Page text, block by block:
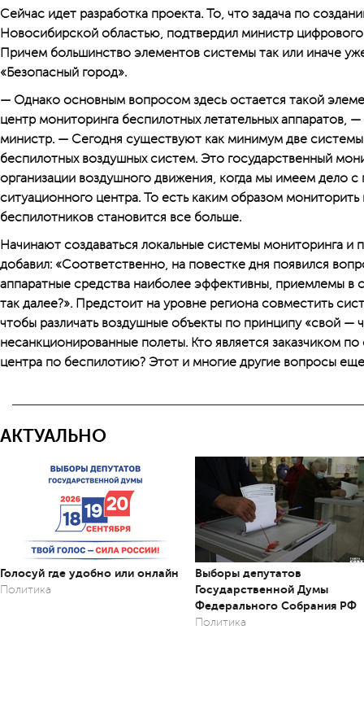
Сейчас идет разработка проекта. То, что задача по
Новосибирской областью, подтвердил министр цифрового
Причем большинство элементов системы так или иначе
«Безопасный город».
— Однако основным вопросом здесь остается такой
центр мониторинга беспилотных летательных аппаратов,
министр. — Сегодня существуют как минимум две системы
беспилотных воздушных систем. Это государственный
организации воздушного движения, когда мы имеем дело
ситуационного центра. То есть каким образом
беспилотников становится все больше.
Начинают создаваться локальные системы мониторинга и
добавил: «Соответственно, на повестке дня появился
аппаратные средства наиболее эффективны, приемлемы в
так далее?». Предстоит на уровне региона совместить
чтобы различать воздушные объекты по принципу «свой —
несанкционированные полеты. Кто является заказчиком
центра по беспилотию? Этот и многие другие вопросы
АКТУАЛЬНО
Голосуй где удобно или онлайн
Политика
Выборы депутатов
Государственной Думы
Федерального Собрания РФ
Политика